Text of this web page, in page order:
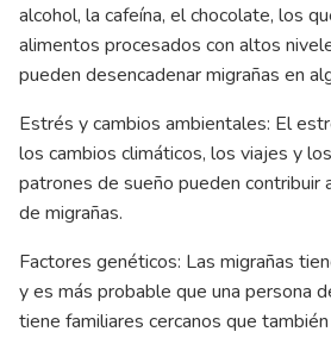
alcohol, la cafeína, el chocolate, los
alimentos procesados con altos
pueden desencadenar migrañas en
Estrés y cambios ambientales: El
los cambios climáticos, los viajes y
patrones de sueño pueden contribuir
de migrañas.
Factores genéticos: Las migrañas
y es más probable que una persona
tiene familiares cercanos que